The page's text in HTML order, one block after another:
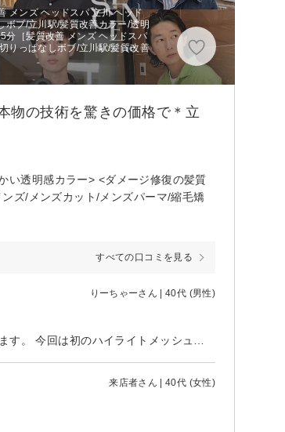
メンズ ヘッドスパ 立川 ヘッド
ボブ/立川駅/髪質改善カラー/透明
分［髪質改善 メンズ ヘッドスパ
りっぱなしボブ/立川駅/髪質改善
の技術を驚きの価格で＊立
い透明感カラー> <ダメージ修復の髪質
ズ/メンズカット/メンズパーマ/縮毛矯
すべての口コミを見る
りーちゃーさん | 40代 (男性)
来店者さん | 40代 (女性)